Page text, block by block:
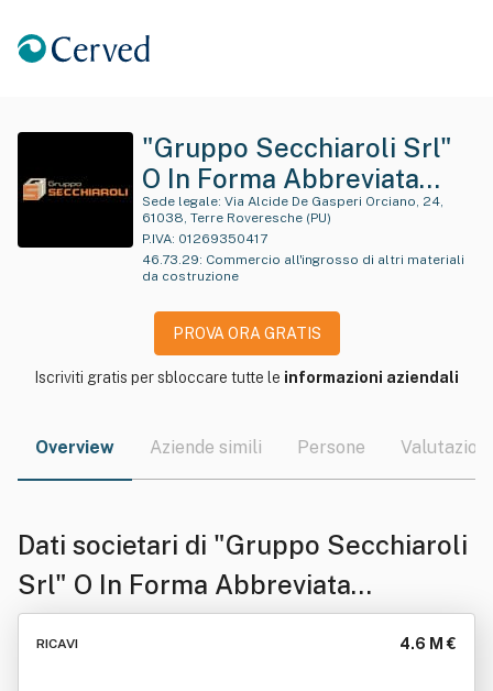
"Gruppo Secchiaroli Srl"
O In Forma Abbreviata
"Secchiaroli Srl"
Sede legale:
61038, Terre Roveresche (PU)
P.IVA: 01269350417
46.73.29: Commercio all'ingrosso di altri materiali
da costruzione
PROVA ORA GRATIS
Iscriviti gratis per sbloccare tutte le informazioni aziendali
Overview Aziende simili Persone Valutazioni
Dati societari di "Gruppo Secchiaroli
Srl" O In Forma Abbreviata
"Secchiaroli Srl"
RICAVI 4.6 M €